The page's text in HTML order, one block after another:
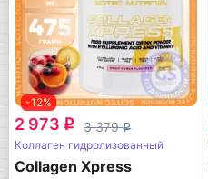
-12%
2 973 q 3 379q
Коллаген гидролизованный
Collagen Xpress